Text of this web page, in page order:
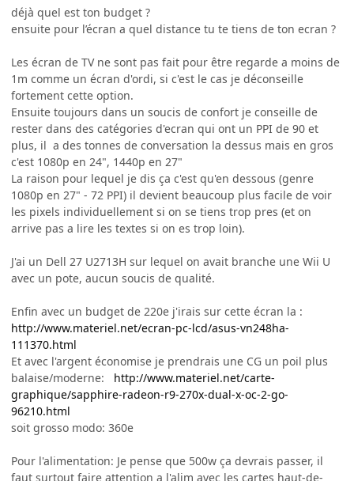
déjà quel est ton budget ?
ensuite pour l’écran a quel distance tu te tiens de ton ecran ?
Les écran de TV ne sont pas fait pour être regarde a moins de
1m comme un écran d'ordi, si c'est le cas je déconseille
fortement cette option.
Ensuite toujours dans un soucis de confort je conseille de
rester dans des catégories d'ecran qui ont un PPI de 90 et
plus, il a des tonnes de conversation la dessus mais en gros
c'est 1080p en 24", 1440p en 27"
La raison pour lequel je dis ça c'est qu'en dessous (genre
1080p en 27" - 72 PPI) il devient beaucoup plus facile de voir
les pixels individuellement si on se tiens trop pres (et on
arrive pas a lire les textes si on es trop loin).
J'ai un Dell 27 U2713H sur lequel on avait branche une Wii U
avec un pote, aucun soucis de qualité.
Enfin avec un budget de 220e j'irais sur cette écran la :
http://www.materiel.net/ecran-pc-lcd/asus-vn248ha-
111370.html
Et avec l'argent économise je prendrais une CG un poil plus
balaise/moderne: http://www.materiel.net/carte-
graphique/sapphire-radeon-r9-270x-dual-x-oc-2-go-
96210.html
soit grosso modo: 360e
Pour l'alimentation: Je pense que 500w ça devrais passer, il
faut surtout faire attention a l'alim avec les cartes haut-de-